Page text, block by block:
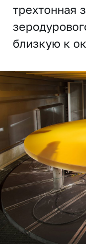
трехтонная
близкую к